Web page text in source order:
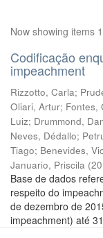
Now showing items
Codificação
impeachment
Rizzotto, Carla;
Oliari, Artur; Fontes,
Luiz; Drummond,
Neves, Dédallo;
Tiago; Benevides,
Januario, Priscila (
Base de dados
respeito do
de dezembro de
impeachment) até